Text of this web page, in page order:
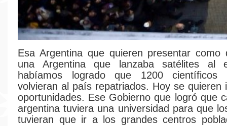
Esa Argentina que quieren presentar como
una Argentina que lanzaba satélites al
habíamos logrado que 1200 científicos
volvieran al país repatriados. Hoy se quieren
oportunidades. Ese Gobierno que logró que
argentina tuviera una universidad para que
tuvieran que ir a los grandes centros